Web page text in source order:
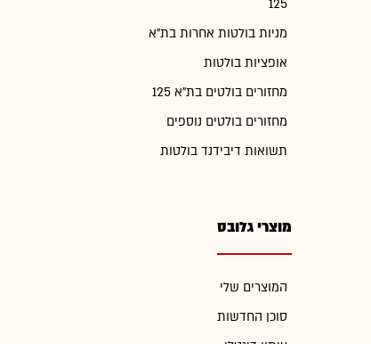
125
מניות בולטות אחרות בת"א
אופציות בולטות
מחזורים בולטים בת"א 125
מחזורים בולטים נוספים
תשואות דיבידנד בולטות
מוצרי גלובס
המוצרים שלי
סוכן החדשות